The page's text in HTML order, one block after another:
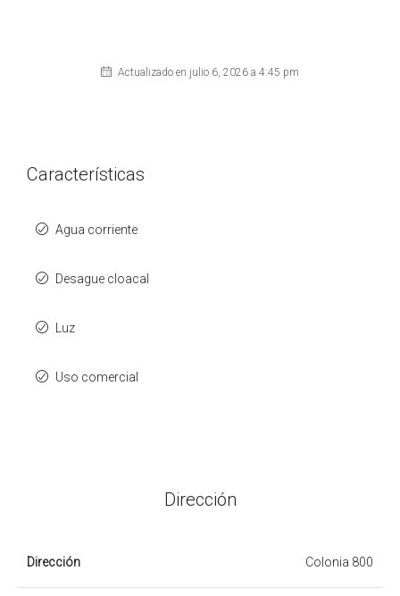
Actualizado en julio 6, 2026 a 4:45 pm
Características
Agua corriente
Desague cloacal
Luz
Uso comercial
Dirección
Dirección Colonia 800